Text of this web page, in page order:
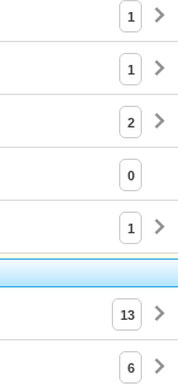
1
1
2
0
1
13
6